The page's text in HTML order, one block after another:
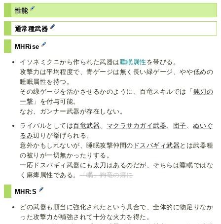
性能
通常種武器
MHRise
イソネミクニから作られた武器は 睡眠属性 を帯びる。
攻撃力は平均程度で、青ゲージは無く長い緑ゲージ、やや低めの
睡眠属性を持つ。
その緑ゲージを活かさせるかのように、百竜スキルでは「 鈍刃の
一撃 」を付与可能。
なお、ガンナー武器が存在しない。
ライバルとしては百竜武器 マクラサカガイ武器 団子 、ぬいぐ
るみ辺りが挙げられる。
意外かもしれないが、睡眠攻撃仲間の ドスバギィ武器 とは武器種
の被りが一切無かったりする。
一応ドスバギィ武器にも 太刀 はあるのだが、そちらは睡眠ではな
く麻痺属性である。 「眠」狗竜の癖に
MHR:S
どの武器も順当に強化されたという具合で、全体的に物足りなか
った攻撃力が補強されて十分な火力を得た。